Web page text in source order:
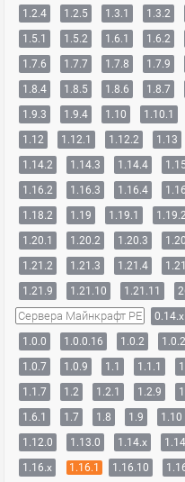
1.2.4
1.2.5 1.3.1 1.3.2
1.5.1
1.5.2 1.6.1 1.6.2
1.7.6
1.7.7 1.7.8 1.7.9
1.8.4
1.8.5 1.8.6 1.8.7
1.9.3
1.9.4 1.10 1.10.1
1.12
1.12.1 1.12.2 1.13
1.14.2
1.14.3 1.14.4 1.15
1.16.2
1.16.3 1.16.4
1.18.2
1.19 1.19.1
1.20.1
1.20.2 1.20.3
1.21.2
1.21.3 1.21.4
1.21.9
1.21.10 1.21.11
Сервера Майнкрафт PE 0.14.x
1.0.0
1.0.0.16 1.0.2
1.0.7
1.0.9 1.1 1.1.1
1.1.7
1.2 1.2.1 1.2.9
1.6.1
1.7 1.8 1.9 1.10
1.12.0
1.13.0 1.14.x
1.16.x
1.16.1 1.16.10